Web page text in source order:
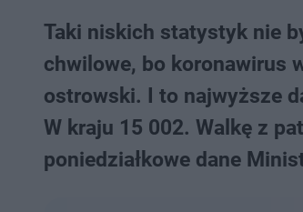
​Taki niskich statystyk nie
chwilowe, bo koronawirus
ostrowski. I to najwyższe
W kraju 15 002. Walkę z
poniedziałkowe dane